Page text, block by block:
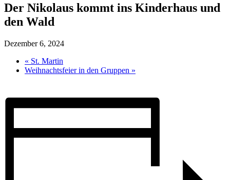
Der Nikolaus kommt ins Kinderhaus und
den Wald
Dezember 6, 2024
« St. Martin
Weihnachtsfeier in den Gruppen »